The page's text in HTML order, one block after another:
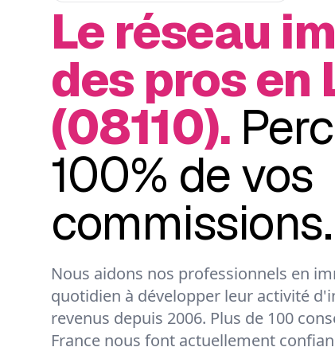
Le réseau
des pros en
(08110).
100% de vos
commissions.
Nous aidons nos professionnels en
quotidien à développer leur activité
revenus depuis 2006. Plus de 100
France nous font actuellement